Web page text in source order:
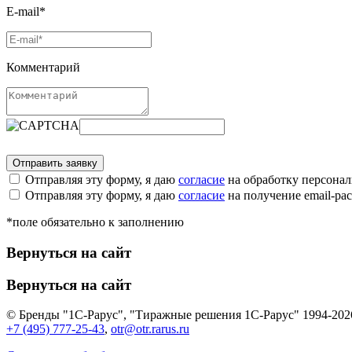
E-mail*
Комментарий
Отправляя эту форму, я даю согласие на обработку
Отправляя эту форму, я даю согласие на получение email-
*поле обязательно к заполнению
Вернуться на сайт
Вернуться на сайт
© Бренды "1С-Рарус", "Тиражные решения 1С-Рарус" 1994-
+7 (495) 777-25-43, otr@otr.rarus.ru